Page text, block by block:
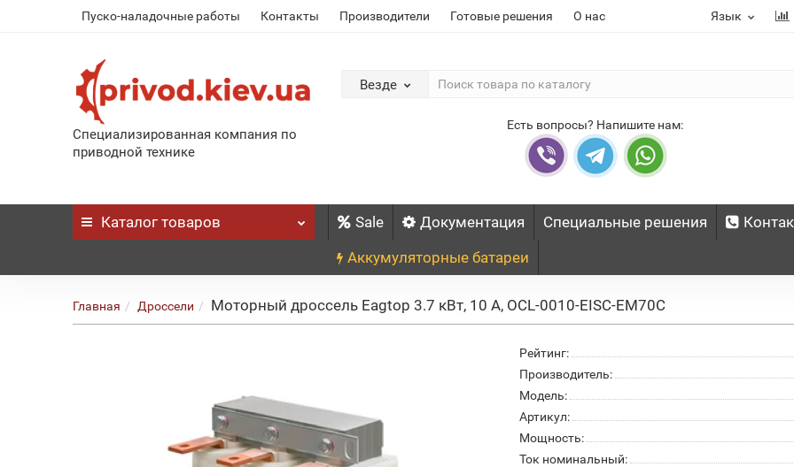
Пуско-наладочные работы Контакты Производители Готовые решения О нас Язык
Специализированная компания по
приводной технике
Везде
Есть вопросы? Напишите нам:
Каталог товаров Sale Документация Специальные решения
Аккумуляторные батареи
Главная Дроссели Моторный дроссель Eagtop 3.7 кВт, 10 А, OCL-0010-EISC-EM70C
Рейтинг:
Производитель:
Модель:
Артикул:
Мощность:
Ток номинальный: